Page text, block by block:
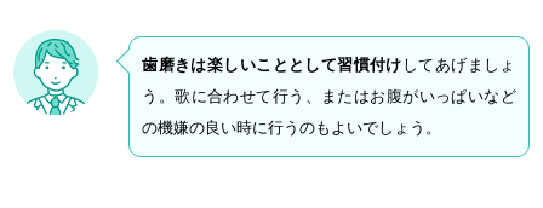
歯磨きは楽しいこととして習慣付け してあげましょ
う。歌に合わせて行う、またはお腹がいっぱいなど
の機嫌の良い時に行うのもよいでしょう。